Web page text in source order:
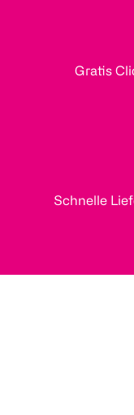
Gratis
Schnelle